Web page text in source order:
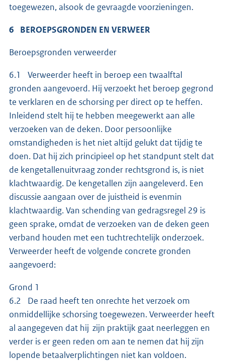
toegewezen, alsook de gevraagde voorzieningen.
6 BEROEPSGRONDEN EN VERWEER
Beroepsgronden verweerder
6.1 Verweerder heeft in beroep een twaalftal
gronden aangevoerd. Hij verzoekt het beroep gegrond
te verklaren en de schorsing per direct op te heffen.
Inleidend stelt hij te hebben meegewerkt aan alle
verzoeken van de deken. Door persoonlijke
omstandigheden is het niet altijd gelukt dat tijdig te
doen. Dat hij zich principieel op het standpunt stelt dat
de kengetallenuitvraag zonder rechtsgrond is, is niet
klachtwaardig. De kengetallen zijn aangeleverd. Een
discussie aangaan over de juistheid is evenmin
klachtwaardig. Van schending van gedragsregel 29 is
geen sprake, omdat de verzoeken van de deken geen
verband houden met een tuchtrechtelijk onderzoek.
Verweerder heeft de volgende concrete gronden
aangevoerd:
Grond 1
6.2 De raad heeft ten onrechte het verzoek om
onmiddellijke schorsing toegewezen. Verweerder heeft
al aangegeven dat hij zijn praktijk gaat neerleggen en
verder is er geen reden om aan te nemen dat hij zijn
lopende betaalverplichtingen niet kan voldoen.